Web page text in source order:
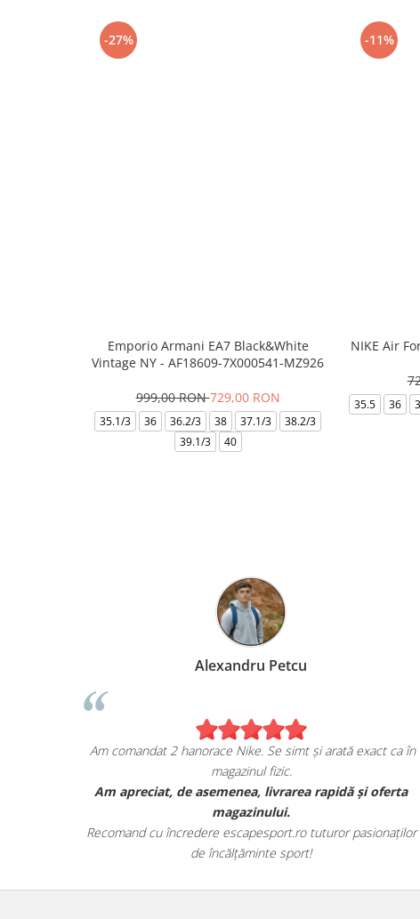
-27%
Emporio Armani EA7 Black&White
Vintage NY - AF18609-7X000541-MZ926
999,00 RON729,00 RON
35.1/3 36 36.2/3 38 37.1/3
38.2/3
39.1/3
40
-11%
NIKE Air
35.5 36
Alexandru Petcu
Am comandat 2 hanorace Nike. Se simt și arată exact ca în
magazinul fizic.
Am apreciat, de asemenea, livrarea rapidă și oferta
magazinului.
Recomand cu încredere escapesport.ro tuturor pasionaților
de încălțăminte sport!